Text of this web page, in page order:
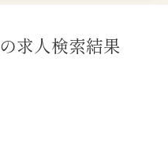
の求人検索結果